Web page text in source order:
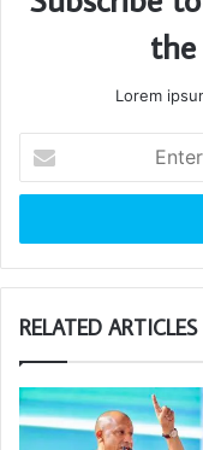
Lorem
your
Email
RELATED ARTICLES